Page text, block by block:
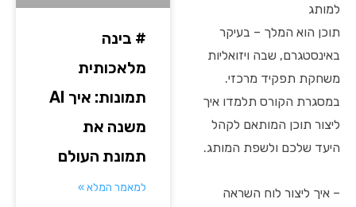
למותג
תוכן הוא המלך – בעיקר
באינסטגרם, שבה ויזואליות
משחקת תפקיד מרכזי.
במסגרת הקורס תלמדו איך
ליצור תוכן המותאם לקהל
היעד שלכם ולשפת המותג.
– איך ליצור לוח השראה
# בינה
מלאכותית
תמונות: איך AI
משנה את
תמונת העולם
למאמר המלא »